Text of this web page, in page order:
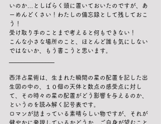
いのか…としばらく頭に置いておいたのですが、あ
ーめんどくさい！わたしの備忘録として残しておこ
う！
受け取り手のことまで考えると何もできない！
こんな小さな場所のこと、ほとんど誰も気にしない
ではないか、もう書こうと思います。
西洋占星術は、生まれた瞬間の星の配置を記した出
生図の中の、１０個の天体と数点の感受点に対し
て、その時々の星の配置がどう影響を与えるのか、
というのを読み解く記号表です。
ロマンが詰まっている素晴らしい物ですが、それが
健やかに発現しているかどうか、ご自身が望むこと